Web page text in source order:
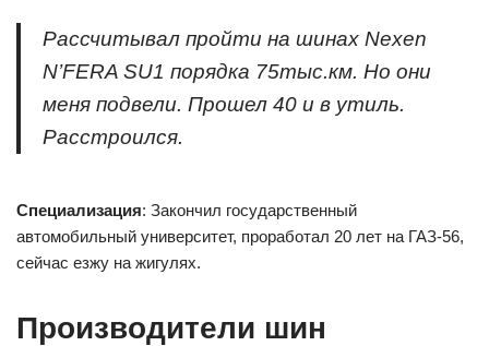
Рассчитывал пройти на шинах Nexen
N’FERA SU1 порядка 75тыс.км. Но они
меня подвели. Прошел 40 и в утиль.
Расстроился.
Специализация: Закончил государственный
автомобильный университет, проработал 20 лет на ГАЗ-56,
сейчас езжу на жигулях.
Производители шин